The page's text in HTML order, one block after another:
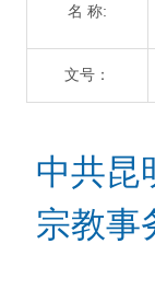
名 称:
文号：
中共昆
宗教事